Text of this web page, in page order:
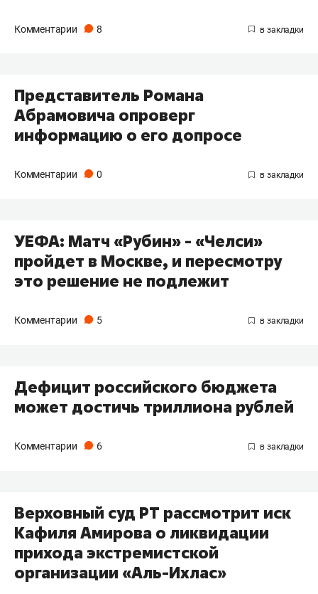
Комментарии 8
Представитель Романа
Абрамовича опроверг
информацию о его допросе
Комментарии 0
УЕФА: Матч «Рубин» - «Челси»
пройдет в Москве, и пересмотру
это решение не подлежит
Комментарии 5
Дефицит российского бюджета
может достичь триллиона рублей
Комментарии 6
Верховный суд РТ рассмотрит иск
Кафиля Амирова о ликвидации
прихода экстремистской
организации «Аль-Ихлас»